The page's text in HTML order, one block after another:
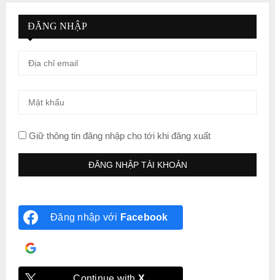
ĐĂNG NHẬP
Giữ thông tin đăng nhập cho tới khi đăng xuất
Đăng nhập với Facebook